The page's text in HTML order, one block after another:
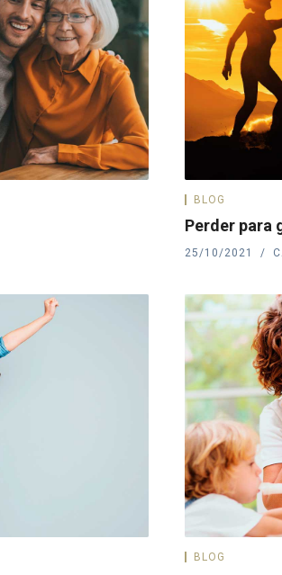
BLOG
Perder para
25/10/2021
BLOG